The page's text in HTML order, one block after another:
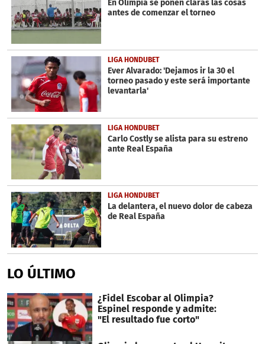
En Olimpia se ponen claras las cosas
antes de comenzar el torneo
LIGA HONDUBET
Ever Alvarado: 'Dejamos ir la 30 el
torneo pasado y este será importante
levantarla'
LIGA HONDUBET
Carlo Costly se alista para su estreno
ante Real España
LIGA HONDUBET
La delantera, el nuevo dolor de cabeza
de Real España
LO ÚLTIMO
¿Fidel Escobar al Olimpia?
Espinel responde y admite:
"El resultado fue corto"